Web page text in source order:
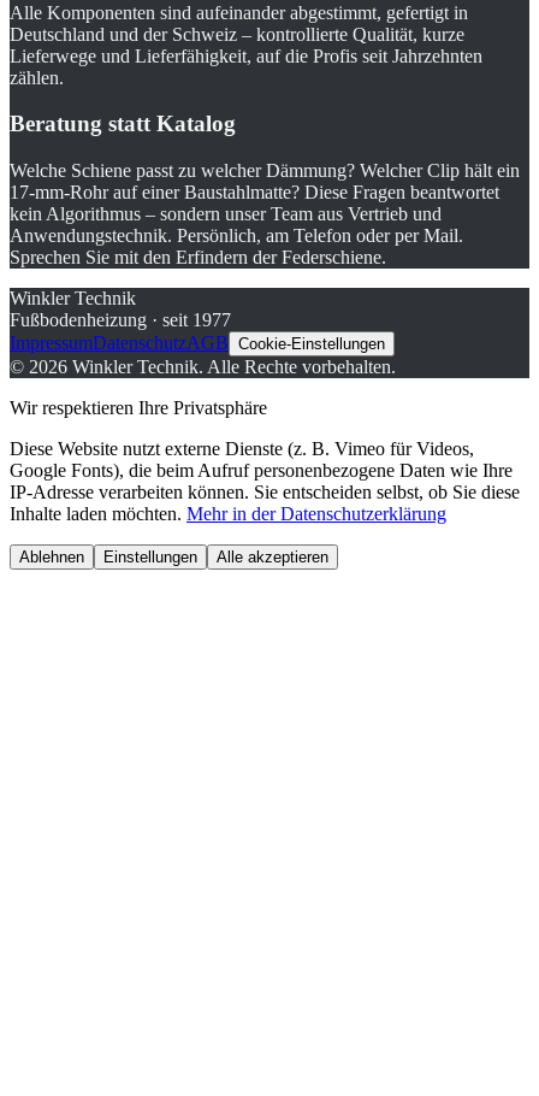
Alle Komponenten sind aufeinander abgestimmt, gefertigt in
Deutschland und der Schweiz – kontrollierte Qualität, kurze
Lieferwege und Lieferfähigkeit, auf die Profis seit Jahrzehnten
zählen.
Beratung statt Katalog
Welche Schiene passt zu welcher Dämmung? Welcher Clip hält ein
17-mm-Rohr auf einer Baustahlmatte? Diese Fragen beantwortet
kein Algorithmus – sondern unser Team aus Vertrieb und
Anwendungstechnik. Persönlich, am Telefon oder per Mail.
Sprechen Sie mit den Erfindern der Federschiene.
Winkler Technik
Fußbodenheizung · seit 1977
ImpressumDatenschutzAGB Cookie-Einstellungen
© 2026 Winkler Technik. Alle Rechte vorbehalten.
Wir respektieren Ihre Privatsphäre
Diese Website nutzt externe Dienste (z. B. Vimeo für Videos,
Google Fonts), die beim Aufruf personenbezogene Daten wie Ihre
IP-Adresse verarbeiten können. Sie entscheiden selbst, ob Sie diese
Inhalte laden möchten. Mehr in der Datenschutzerklärung
Ablehnen Einstellungen Alle akzeptieren